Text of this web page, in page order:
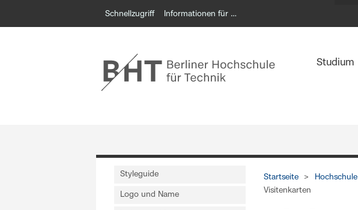
Schnellzugriff Informationen für …
Studium
Styleguide
Logo und Name
Startseite Hochschule
Visitenkarten